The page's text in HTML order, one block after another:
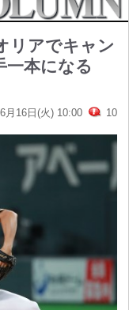
リアでキャン
一本になる
月16日(火) 10:00 10